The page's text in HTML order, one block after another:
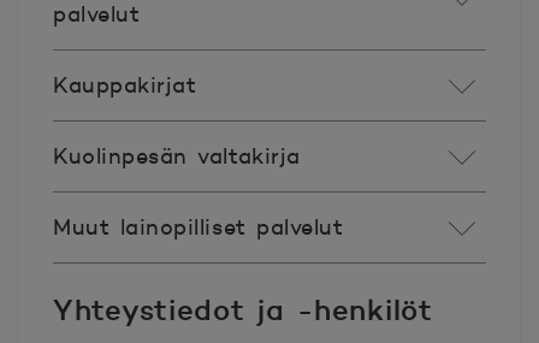
palvelut
Kauppakirjat
Kuolinpesän valtakirja
Muut lainopilliset palvelut
Yhteystiedot ja -henkilöt